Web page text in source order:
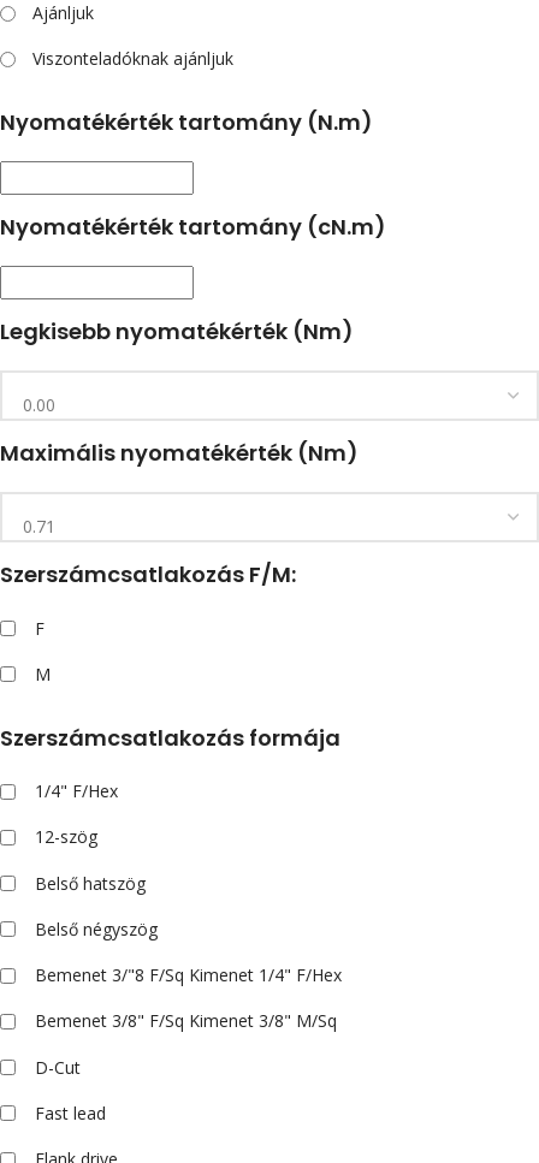
Ajánljuk
Viszonteladóknak ajánljuk
Nyomatékérték tartomány (N.m)
Nyomatékérték tartomány (cN.m)
Legkisebb nyomatékérték (Nm)
Maximális nyomatékérték (Nm)
Szerszámcsatlakozás F/M:
F
M
Szerszámcsatlakozás formája
1/4" F/Hex
12-szög
Belső hatszög
Belső négyszög
Bemenet 3/"8 F/Sq Kimenet 1/4" F/Hex
Bemenet 3/8" F/Sq Kimenet 3/8" M/Sq
D-Cut
Fast lead